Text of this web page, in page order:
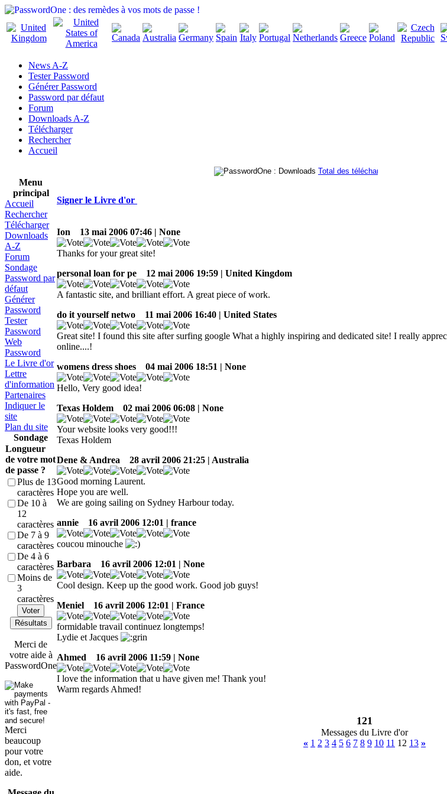
News A-Z
Tester Password
Générer Password
Password par défaut
Forum
Downloads A-Z
Télécharger
Rechercher
Accueil
Total des téléchargements
Menu
principal
Accueil
Rechercher
Télécharger
Downloads
A-Z
Forum
Sondage
Password par
défaut
Générer
Password
Tester
Password
Web
Password
Le Livre d'or
Lettre
d'information
Partenaires
Indiquer le
site
Plan du site
Sondage
Longueur
de votre mot
de passe ?
Plus de 13
caractères
De 10 à
12
caractères
De 7 à 9
caractères
De 4 à 6
caractères
Moins de
3
caractères
Voter
Résultats
Merci de
votre aide à
PasswordOne
Merci
beaucoup
pour votre
don, et votre
aide.
Signer le Livre d'or
Ion 13 mai 2006 07:46 | None
Thanks for your great site!
personal loan for pe
12 mai 2006 19:59 | United Kingdom
A fantastic site, and brilliant effort. A great piece of work.
do it yourself netwo
11 mai 2006 16:40 | United States
Great site! I found this site after surfing google What a highly inspiring and dedicated site! I really
online....!
womens dress shoes
04 mai 2006 18:51 | None
Hello, Very good idea!
Texas Holdem
02 mai 2006 06:08 | None
Your website looks very good!!!
Texas Holdem
Dene & Andrea
28 avril 2006 21:25 | Australia
Good morning Laurent.
Hope you are well.
We are going sailing on Sydney Harbour today.
annie
16 avril 2006 12:01 | france
coucou minouche
Barbara
16 avril 2006 12:01 | None
Cool design. Keep up the good work. Good job guys!
Meniel
16 avril 2006 12:01 | France
formidable travail continuez longtemps!
Lydie et Jacques
Ahmed
16 avril 2006 11:59 | None
I love the information that u have given me! Thank you!
Warm regards Ahmed!
121
Messages du Livre d'or
« 1 2 3 4 5 6 7 8 9 10 11 12 13 »